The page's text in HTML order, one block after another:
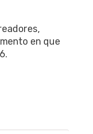
en que